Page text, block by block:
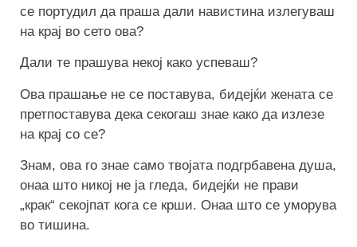
се портудил да праша дали навистина излегуваш
на крај во сето ова?
Дали те прашува некој како успеваш?
Ова прашање не се поставува, бидејќи жената се
претпоставува дека секогаш знае како да излезе
на крај со се?
Знам, ова го знае само твојата подгрбавена душа,
онаа што никој не ја гледа, бидејќи не прави
„крак“ секојпат кога се крши. Онаа што се уморува
во тишина.